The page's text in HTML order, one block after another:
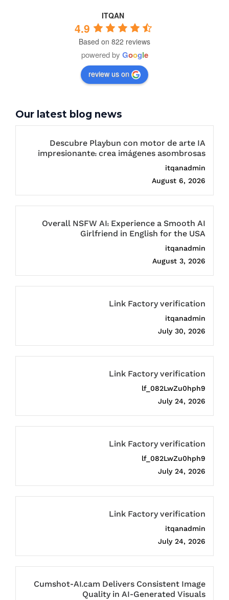
ITQAN
4.9
Based on 822 reviews
powered by Google
review us on
Our latest blog news
Descubre Playbun con motor de arte IA
impresionante: crea imágenes asombrosas
itqanadmin
August 6, 2026
Overall NSFW AI: Experience a Smooth AI
Girlfriend in English for the USA
itqanadmin
August 3, 2026
Link Factory verification
itqanadmin
July 30, 2026
Link Factory verification
lf_082LwZu0hph9
July 24, 2026
Link Factory verification
lf_082LwZu0hph9
July 24, 2026
Link Factory verification
itqanadmin
July 24, 2026
Cumshot-AI.cam Delivers Consistent Image
Quality in AI-Generated Visuals